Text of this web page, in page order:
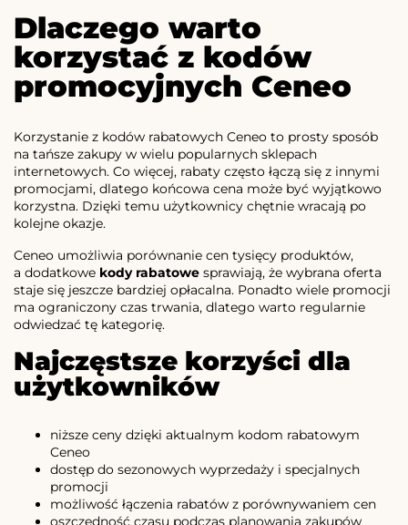
Dlaczego warto
korzystać z kodów
promocyjnych Ceneo
Korzystanie z kodów rabatowych Ceneo to prosty sposób
na tańsze zakupy w wielu popularnych sklepach
internetowych. Co więcej, rabaty często łączą się z innymi
promocjami, dlatego końcowa cena może być wyjątkowo
korzystna. Dzięki temu użytkownicy chętnie wracają po
kolejne okazje.
Ceneo umożliwia porównanie cen tysięcy produktów,
a dodatkowe kody rabatowe sprawiają, że wybrana oferta
staje się jeszcze bardziej opłacalna. Ponadto wiele promocji
ma ograniczony czas trwania, dlatego warto regularnie
odwiedzać tę kategorię.
Najczęstsze korzyści dla
użytkowników
niższe ceny dzięki aktualnym kodom rabatowym
Ceneo
dostęp do sezonowych wyprzedaży i specjalnych
promocji
możliwość łączenia rabatów z porównywaniem cen
oszczędność czasu podczas planowania zakupów